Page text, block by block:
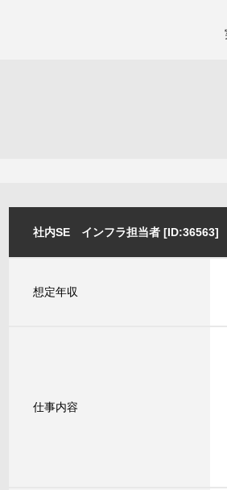
社内SE インフラ担当者 [ID:36563]
想定年収
仕事内容